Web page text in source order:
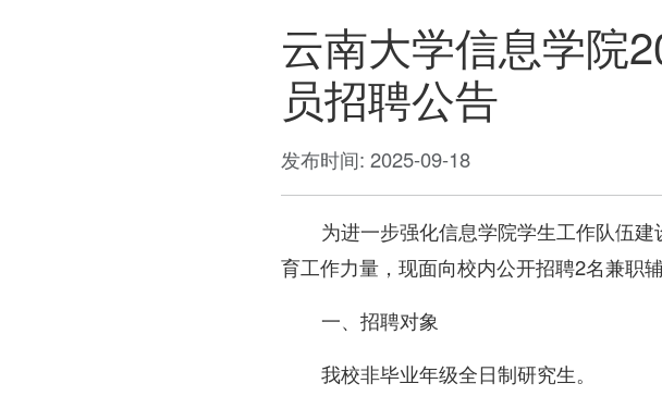
云南大学信息学院
员招聘公告
发布时间: 2025-09-18
为进一步强化信息学院学生工作队伍
育工作力量，现面向校内公开招聘2名兼职
一、招聘对象
我校非毕业年级全日制研究生。